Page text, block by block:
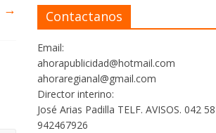
→ Contactanos
Email:
ahorapublicidad@hotmail.com
ahoraregianal@gmail.com
Director interino:
José Arias Padilla TELF. AVISOS. 042
942467926